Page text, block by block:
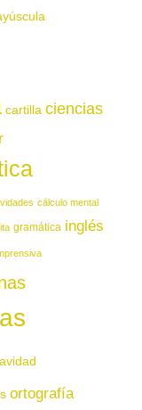
cartilla ciencias
cálculo mental
gramática inglés
ortografía